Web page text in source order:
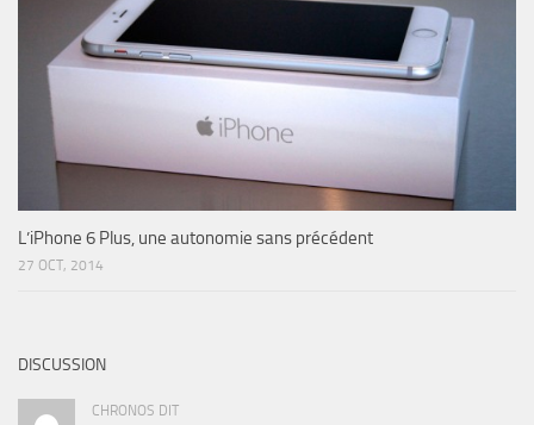
L’iPhone 6 Plus, une autonomie sans précédent
27 OCT, 2014
DISCUSSION
CHRONOS DIT